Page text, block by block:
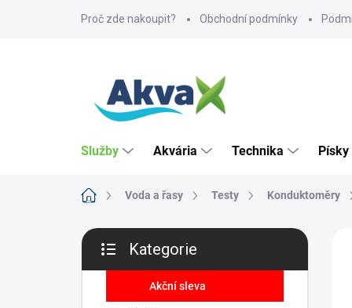
Proč zde nakoupit? Obchodní podmínky
Služby Akvária Technika
Domů Voda a řasy Testy Konduktoměry
P
s
kategorie
Kategorie
Akční sleva